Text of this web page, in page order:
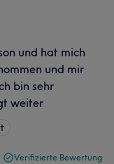
und hat mich
und mir
bin sehr
weiter
Verifizierte Bewertung